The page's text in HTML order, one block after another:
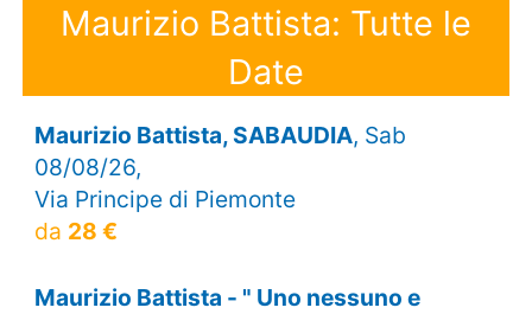
Maurizio Battista: Tutte le
Date
Maurizio Battista, SABAUDIA, Sab
08/08/26,
Via Principe di Piemonte
da 28 €
Maurizio Battista - " Uno nessuno e